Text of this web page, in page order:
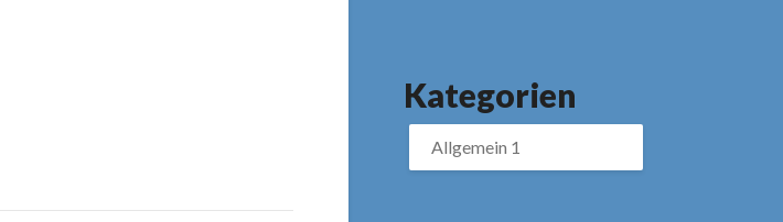
Kategorien
Allgemein 1